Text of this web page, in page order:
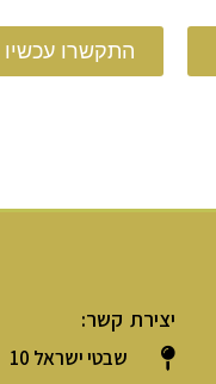
התקשרו עכשיו
יצירת קשר:
שבטי ישראל 10